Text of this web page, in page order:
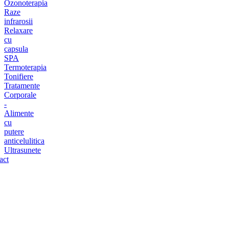
Ozonoterapia
Raze
infrarosii
Relaxare
cu
capsula
SPA
Termoterapia
Tonifiere
Tratamente
Corporale
-
Alimente
cu
putere
anticelulitica
Ultrasunete